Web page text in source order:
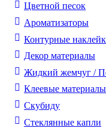
Цветной песок
Ароматизаторы
Контурные
Декор материалы
Жидкий жемчуг /
Клеевые материалы
Скубиду
Стеклянные капли